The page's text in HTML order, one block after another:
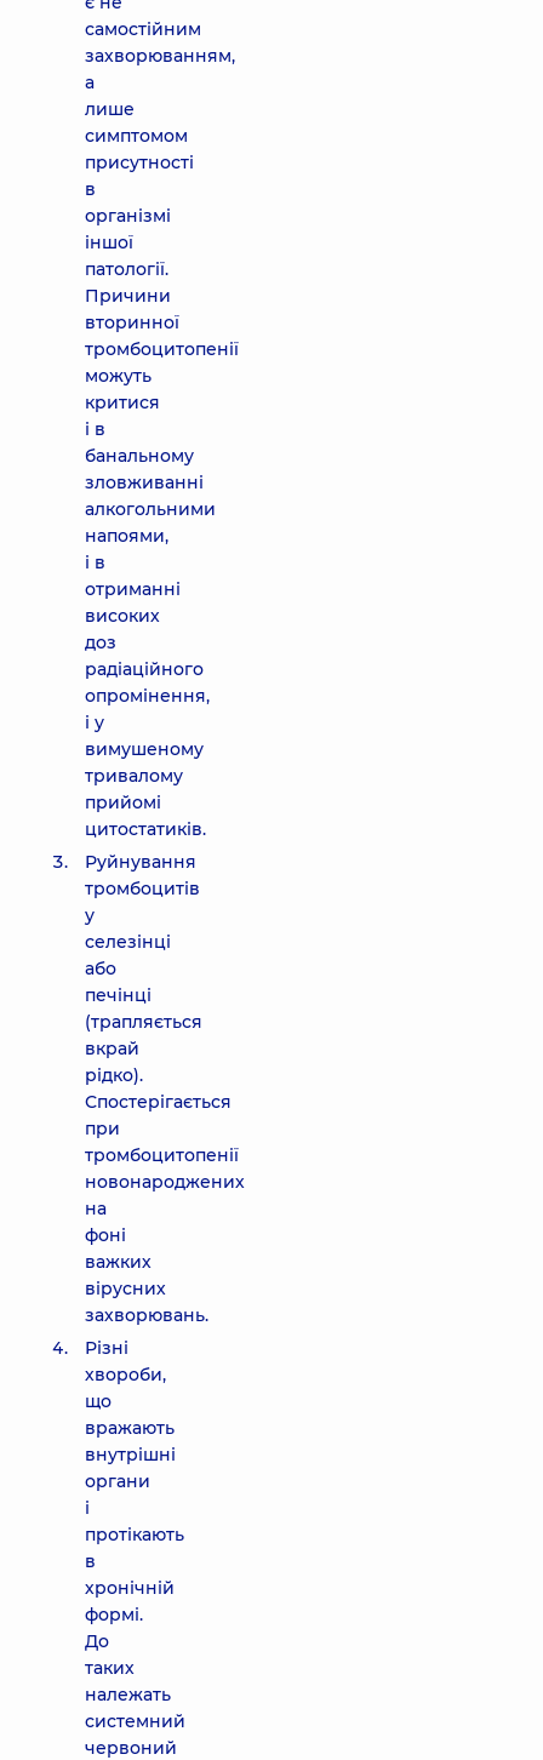
самостійним
захворюванням,
а
лише
симптомом
присутності
в
організмі
іншої
патології.
Причини
вторинної
тромбоцитопенії
можуть
критися
і в
банальному
зловживанні
алкогольними
напоями,
і в
отриманні
високих
доз
радіаційного
опромінення,
і у
вимушеному
тривалому
прийомі
цитостатиків.
Руйнування
тромбоцитів
у
селезінці
або
печінці
(трапляється
вкрай
рідко).
Спостерігається
при
тромбоцитопенії
новонароджених
на
фоні
важких
вірусних
захворювань.
Різні
хвороби,
що
вражають
внутрішні
органи
і
протікають
в
хронічній
формі.
До
таких
належать
системний
червоний